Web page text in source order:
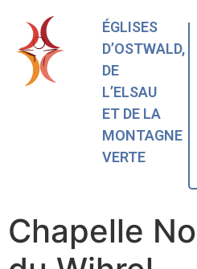
ÉGLISES
D’OSTWALD,
DE
L’ELSAU
ET DE LA
MONTAGNE
VERTE
Chapelle